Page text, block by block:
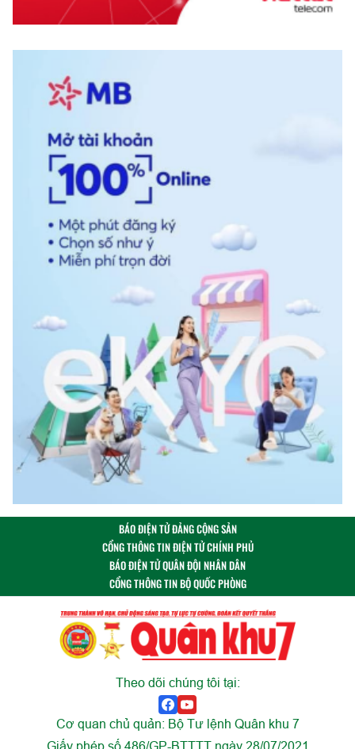
BÁO ĐIỆN TỬ ĐẢNG CỘNG SẢN
CỔNG THÔNG TIN ĐIỆN TỬ CHÍNH PHỦ
BÁO ĐIỆN TỬ QUÂN ĐỘI NHÂN DÂN
CỔNG THÔNG TIN BỘ QUỐC PHÒNG
Theo dõi chúng tôi tại:
Cơ quan chủ quản: Bộ Tư lệnh Quân khu 7
Giấy phép số 486/GP-BTTTT ngày 28/07/2021